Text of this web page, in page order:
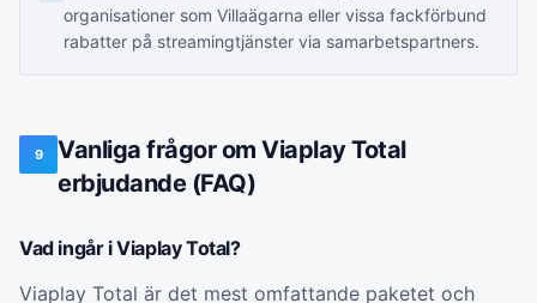
organisationer som Villaägarna eller vissa fackförbund
rabatter på streamingtjänster via samarbetspartners.
9
Vanliga frågor om Viaplay Total
erbjudande (FAQ)
Vad ingår i Viaplay Total?
Viaplay Total är det mest omfattande paketet och